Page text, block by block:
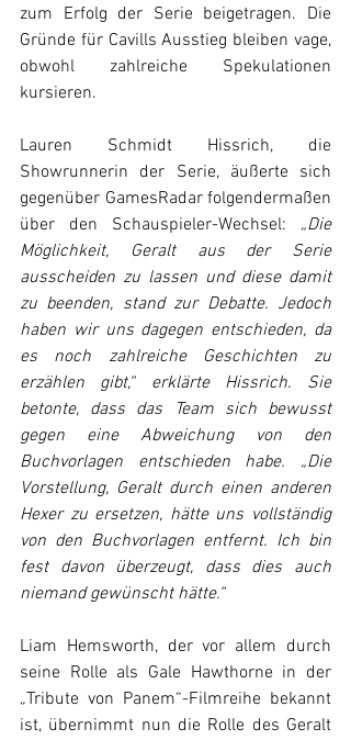
zum Erfolg der Serie beigetragen. Die
Gründe für Cavills Ausstieg bleiben vage,
obwohl zahlreiche Spekulationen
kursieren.
Lauren Schmidt Hissrich, die
Showrunnerin der Serie, äußerte sich
gegenüber GamesRadar folgendermaßen
über den Schauspieler-Wechsel: „Die
Möglichkeit, Geralt aus der Serie
ausscheiden zu lassen und diese damit
zu beenden, stand zur Debatte. Jedoch
haben wir uns dagegen entschieden, da
es noch zahlreiche Geschichten zu
erzählen gibt,“ erklärte Hissrich. Sie
betonte, dass das Team sich bewusst
gegen eine Abweichung von den
Buchvorlagen entschieden habe. „Die
Vorstellung, Geralt durch einen anderen
Hexer zu ersetzen, hätte uns vollständig
von den Buchvorlagen entfernt. Ich bin
fest davon überzeugt, dass dies auch
niemand gewünscht hätte.“
Liam Hemsworth, der vor allem durch
seine Rolle als Gale Hawthorne in der
„Tribute von Panem“-Filmreihe bekannt
ist, übernimmt nun die Rolle des Geralt